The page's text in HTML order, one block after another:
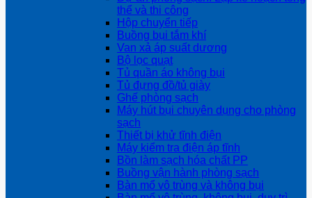
thể và thi công
Hộp chuyển tiếp
Buồng bụi tắm khí
Van xả áp suất dương
Bộ lọc quạt
Tủ quần áo không bụi
Tủ đựng đồ/tủ giày
Ghế phòng sạch
Máy hút bụi chuyên dụng cho phòng
sạch
Thiết bị khử tĩnh điện
Máy kiểm tra điện áp tĩnh
Bồn làm sạch hóa chất PP
Buồng vận hành phòng sạch
Bàn mổ vô trùng và không bụi